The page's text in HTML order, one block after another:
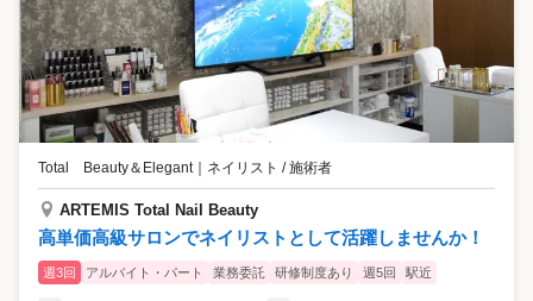
Total Beauty＆Elegant｜ ネイリスト / 施術者
ARTEMIS Total Nail Beauty
高単価高級サロンでネイリストとして活躍しませんか！
週3回 アルバイト・パート 業務委託 研修制度あり 週5回 駅近